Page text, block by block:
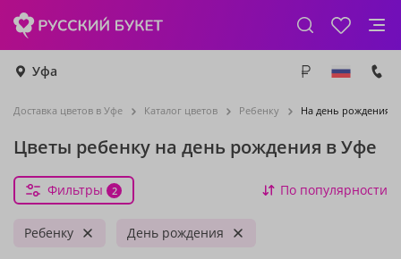
Уфа
Доставка цветов в Уфе Каталог цветов Ребенку На день рождения
Цветы ребенку на день рождения в Уфе
Фильтры 2 По популярности
Ребенку День рождения